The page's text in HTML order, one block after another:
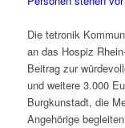
Die tetronik
an das Hospiz
Beitrag zur
und weitere 3.000
Burgkunstadt, die
Angehörige